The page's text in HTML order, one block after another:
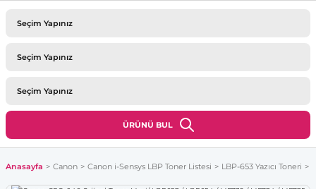
ÜRÜNÜ BUL
Anasayfa Canon Canon i-Sensys LBP Toner Listesi LBP-653 Yazıcı Toneri